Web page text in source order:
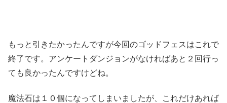
もっと引きたかったんですが今回のゴッドフェスはこれで
終了です。アンケートダンジョンがなければあと２回行っ
ても良かったんですけどね。
魔法石は１０個になってしまいましたが、これだけあれば